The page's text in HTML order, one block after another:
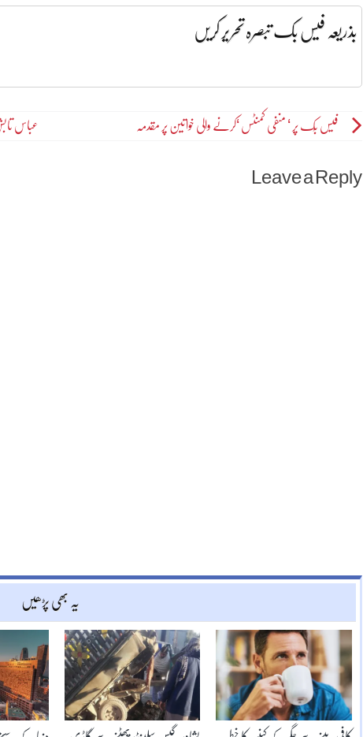
بذریعہ فیس بک تبصرہ تحریر کریں
Postفیس بُک پر ‘ منفی کمنٹس ‘کرنے والی خواتین پر مقدمہ عباس
Leave a Reply
یہ بھی پڑھیں